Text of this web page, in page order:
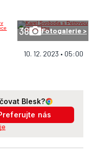
38 Fotogalerie >
10. 12. 2023 • 05:00
Blesk?
nás